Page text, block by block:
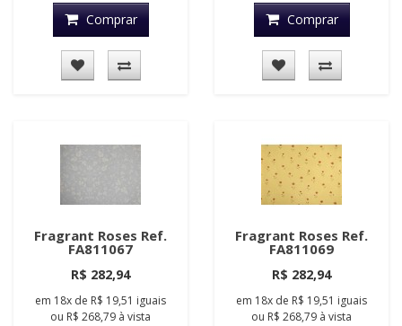
Comprar Comprar
Fragrant Roses Ref.
FA811067
R$ 282,94
em 18x de R$ 19,51 iguais
ou R$ 268,79 à vista
Fragrant Roses Ref.
FA811069
R$ 282,94
em 18x de R$ 19,51 iguais
ou R$ 268,79 à vista